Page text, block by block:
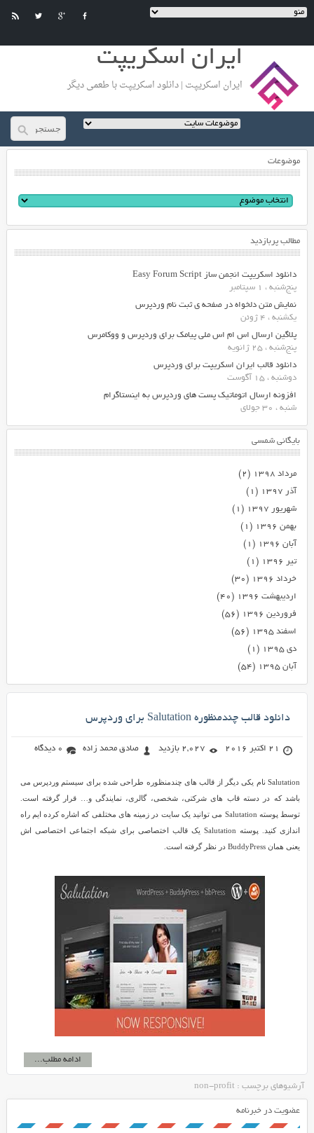
ایران اسکریپت
ایران اسکریپت | دانلود اسکریپت با طعمی دیگر
موضوعات
مطالب پربازدید
دانلود اسکریپت انجمن ساز Easy Forum Script
پنج‌شنبه ، 1 سپتامبر
نمایش متن دلخواه در صفحه ی ثبت نام وردپرس
یکشنبه ، 4 ژوئن
پلاگین ارسال اس ام اس ملی پیامک برای وردپرس و ووکامرس
پنج‌شنبه ، 25 ژانویه
دانلود قالب ایران اسکریپت برای وردپرس
دوشنبه ، 15 آگوست
افزونه ارسال اتوماتیک پست های وردپرس به اینستاگرام
شنبه ، 30 جولای
بایگانی شمسی
مرداد ۱۳۹۸
(۲)
آذر ۱۳۹۷
(۱)
شهریور ۱۳۹۷
(۱)
بهمن ۱۳۹۶
(۱)
آبان ۱۳۹۶
(۱)
تیر ۱۳۹۶
(۱)
خرداد ۱۳۹۶
(۳۰)
اردیبهشت ۱۳۹۶
(۴۰)
فروردین ۱۳۹۶
(۵۶)
اسفند ۱۳۹۵
(۵۶)
دی ۱۳۹۵
(۱)
آبان ۱۳۹۵
(۵۴)
دانلود قالب چندمنظوره Salutation برای وردپرس
21 اکتبر 2016 2,027 بازدید صادق محمد زاده 0 دیدگاه
Salutation نام یکی دیگر از قالب های چندمنظوره طراحی شده برای سیستم وردپرس می
باشد که در دسته قاب های شرکتی، شخصی، گالری، نمایندگی و… قرار گرفته است.
توسط پوسته Salutation می توانید یک سایت در زمینه های مختلفی که اشاره کرده ایم راه
اندازی کنید. پوسته Salutation یک قالب اختصاصی برای شبکه اجتماعی اختصاصی اش
یعنی همان BuddyPressدر نظر گرفته است.
ادامه مطلب...
آرشیوهای برچسب : non-profit
عضویت در خبرنامه